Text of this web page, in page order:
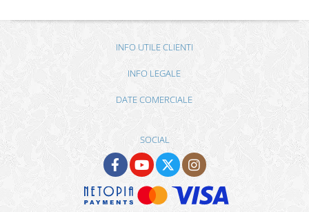
INFO UTILE CLIENTI
INFO LEGALE
DATE COMERCIALE
SOCIAL